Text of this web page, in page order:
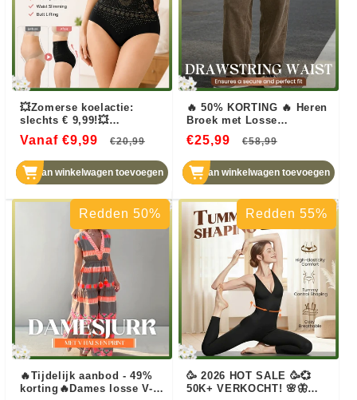
💥Zomerse koelactie:
slechts € 9,99!💥
Thermogene
vetverbrandende
vormgevende short
Vanaf €9,99
Normale
prijs
€20,99 Aanbiedingsprijs
Aan winkelwagen toevoegen
🔥 50% KORTING 🔥 Heren
Broek met Losse
Pasvorm, Trekkoord en
Zakken – Stijlvol Comfort
voor Elke Dag!
€25,99
Normale
prijs
€58,99
Aan winkelwagen toevoegen
Redden 50%
🔥Tijdelijk aanbod - 49%
korting🔥Dames losse V-
Redden 55%
🥳 2026 HOT SALE 🥳💞
50K+ VERKOCHT! 🌸🦋